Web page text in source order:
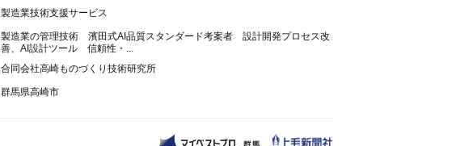
製造業技術支援サービス
製造業の管理技術 濱田式AI品質スタンダード考案者 設計開発プロセス改
善、AI設計ツール 信頼性・...
合同会社高崎ものづくり技術研究所
群馬県高崎市